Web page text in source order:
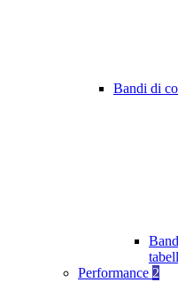
Bandi di
Performance 2